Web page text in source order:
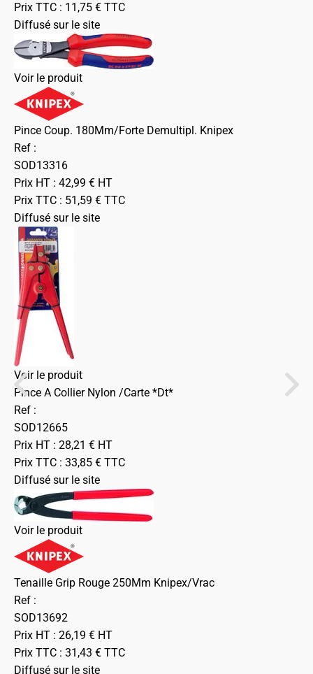
Prix TTC : 11,75 € TTC
Diffusé sur le site
Voir le produit
Pince Coup. 180Mm/Forte Demultipl. Knipex
Ref :
SOD13316
Prix HT : 42,99 € HT
Prix TTC : 51,59 € TTC
Diffusé sur le site
Voir le produit
Pince A Collier Nylon /Carte *Dt*
Ref :
SOD12665
Prix HT : 28,21 € HT
Prix TTC : 33,85 € TTC
Diffusé sur le site
Voir le produit
Tenaille Grip Rouge 250Mm Knipex/Vrac
Ref :
SOD13692
Prix HT : 26,19 € HT
Prix TTC : 31,43 € TTC
Diffusé sur le site